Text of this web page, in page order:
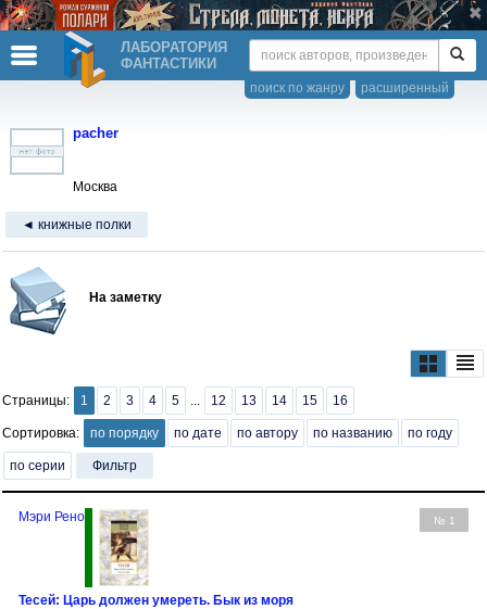
ЛАБОРАТОРИЯ
ФАНТАСТИКИ
расширенный
поиск по жанру
pacher
Москва
◄ книжные полки
На заметку
Страницы: 1 2 3 4 5 ... 12 13 14 15 16
Сортировка: по порядку по дате по автору по названию по году
по серии Фильтр
№ 1
Мэри Рено
Тесей: Царь должен умереть. Бык из моря